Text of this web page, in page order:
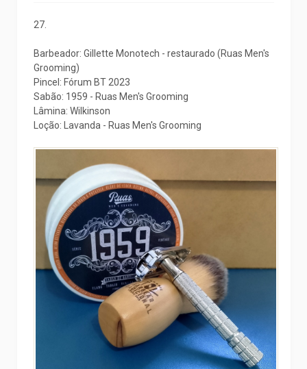
27.
Barbeador: Gillette Monotech - restaurado (Ruas Men's
Grooming)
Pincel: Fórum BT 2023
Sabão: 1959 - Ruas Men's Grooming
Lâmina: Wilkinson
Loção: Lavanda - Ruas Men's Grooming